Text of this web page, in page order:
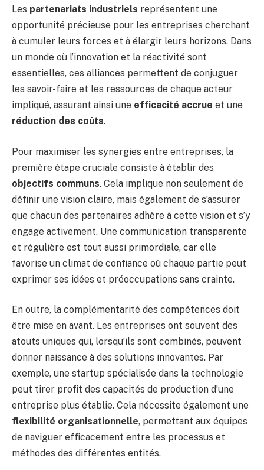
Les partenariats industriels représentent une
opportunité précieuse pour les entreprises cherchant
à cumuler leurs forces et à élargir leurs horizons. Dans
un monde où l’innovation et la réactivité sont
essentielles, ces alliances permettent de conjuguer
les savoir-faire et les ressources de chaque acteur
impliqué, assurant ainsi une efficacité accrue et une
réduction des coûts.
Pour maximiser les synergies entre entreprises, la
première étape cruciale consiste à établir des
objectifs communs. Cela implique non seulement de
définir une vision claire, mais également de s’assurer
que chacun des partenaires adhère à cette vision et s’y
engage activement. Une communication transparente
et régulière est tout aussi primordiale, car elle
favorise un climat de confiance où chaque partie peut
exprimer ses idées et préoccupations sans crainte.
En outre, la complémentarité des compétences doit
être mise en avant. Les entreprises ont souvent des
atouts uniques qui, lorsqu’ils sont combinés, peuvent
donner naissance à des solutions innovantes. Par
exemple, une startup spécialisée dans la technologie
peut tirer profit des capacités de production d’une
entreprise plus établie. Cela nécessite également une
flexibilité organisationnelle, permettant aux équipes
de naviguer efficacement entre les processus et
méthodes des différentes entités.